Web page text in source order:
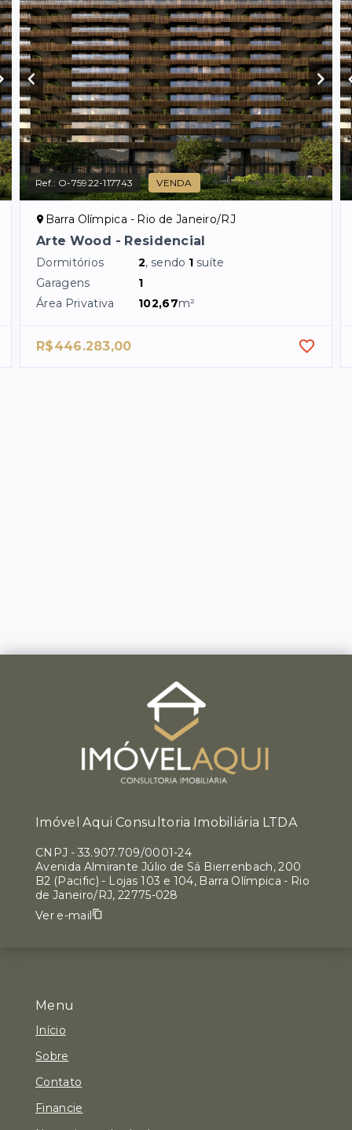
Ref.: O-75922-117743 VENDA
Barra Olímpica - Rio de Janeiro/RJ
Arte Wood - Residencial
Dormitórios 2, sendo 1 suíte
Garagens
1
Área Privativa
102,67m²
R$446.283,00
Menu
Início
Sobre
Contato
Financie
Imóvel Aqui Consultoria Imobiliária LTDA
CNPJ - 33.907.709/0001-24
Avenida Almirante Júlio de Sá Bierrenbach, 200
B2 (Pacific) - Lojas 103 e 104, Barra Olímpica - Rio
de Janeiro/RJ, 22775-028
Ver e-mail